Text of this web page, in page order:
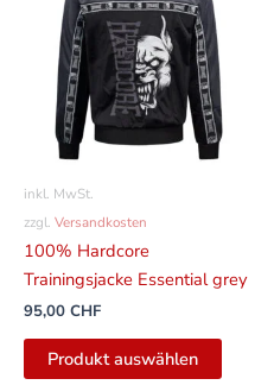
inkl. MwSt.
zzgl. Versandkosten
100% Hardcore
Trainingsjacke Essential grey
95,00 CHF
Produkt auswählen
auf.
Die
gewählt